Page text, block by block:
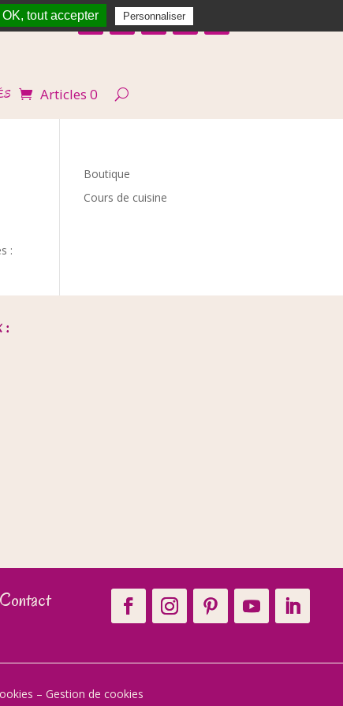
Articles 0
:
Boutique
Cours de cuisine
:
Contact
– Gestion de cookies
tout accepter Personnaliser